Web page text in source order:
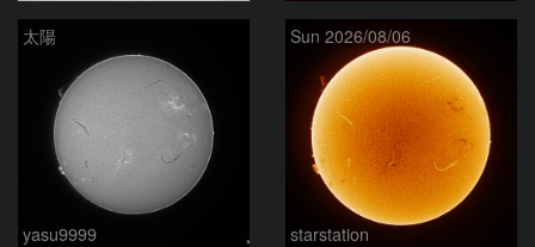
太陽
yasu9999
Sun 2026/08/06
starstation